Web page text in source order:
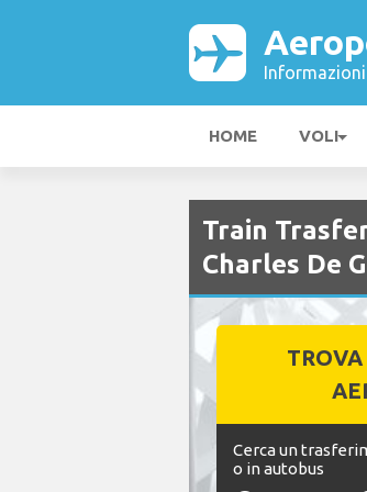
HOME VOLI
Train
Charles De
Cerca un
o in autobus